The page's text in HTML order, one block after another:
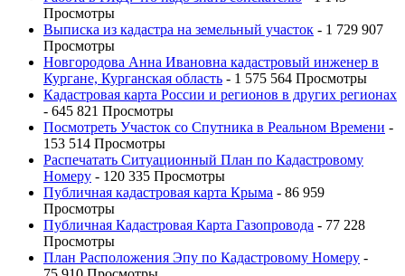
Просмотры
Выписка из кадастра на земельный участок - 1 729 907
Просмотры
Новгородова Анна Ивановна кадастровый инженер в
Кургане, Курганская область - 1 575 564 Просмотры
Кадастровая карта России и регионов в других регионах
- 645 821 Просмотры
Посмотреть Участок со Спутника в Реальном Времени -
153 514 Просмотры
Распечатать Ситуационный План по Кадастровому
Номеру - 120 335 Просмотры
Публичная кадастровая карта Крыма - 86 959
Просмотры
Публичная Кадастровая Карта Газопровода - 77 228
Просмотры
План Расположения Эпу по Кадастровому Номеру -